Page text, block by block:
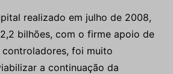
realizado em julho de 2008,
bilhões, com o firme apoio de
controladores, foi muito
a continuação da